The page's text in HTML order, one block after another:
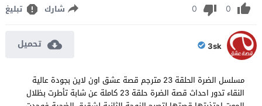
0
0 شارك تبليغ
3sk تحميل
مسلسل الضرة الحلقة 23 مترجم قصة عشق اون لاين بجودة عالية
النقاء تدور احداث قصة الضرة حلقة 23 كاملة عن شابة تأطرت بظلال